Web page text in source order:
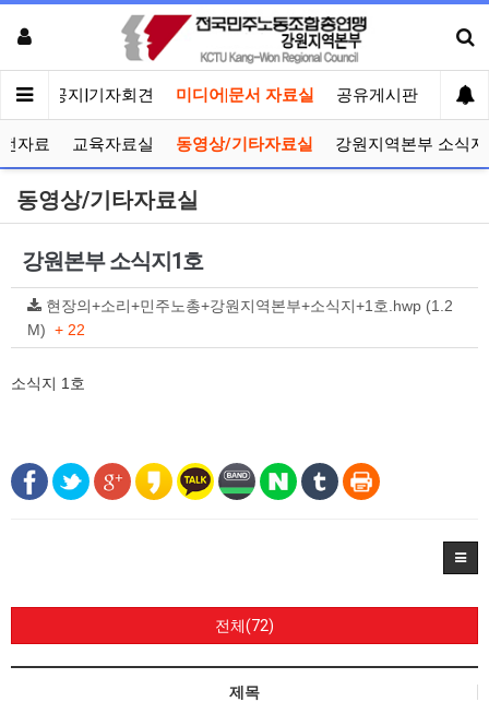
인 공지|기자회견 미디어|문서 자료실 공유게시판 선거
자료 교육자료실 동영상/기타자료실 강원지역본부 소식지
동영상/기타자료실
강원본부 소식지1호
현장의+소리+민주노총+강원지역본부+소식지+1호.hwp (1.2
M) + 22
소식지 1호
전체(72)
제목